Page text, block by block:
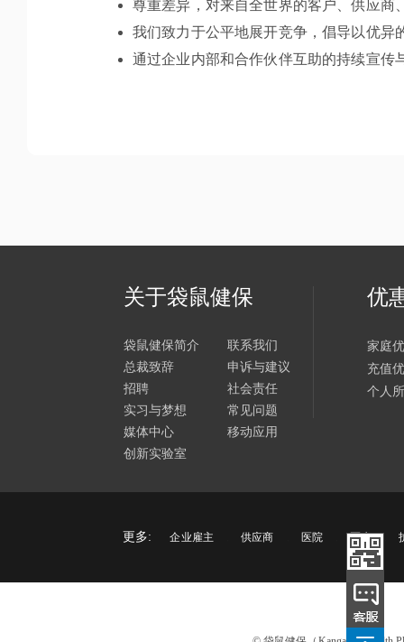
尊重差异，对来自全世界的客户、供应商
我们致力于公平地展开竞争，倡导以优异
通过企业内部和合作伙伴互助的持续宣传
关于袋鼠健保
袋鼠健保简介
总裁致辞
招聘
实习与梦想
媒体中心
创新实验室
联系我们
申诉与建议
社会责任
常见问题
移动应用
优
家庭
充值
个人
更多: 企业雇主 供应商 医院 医生